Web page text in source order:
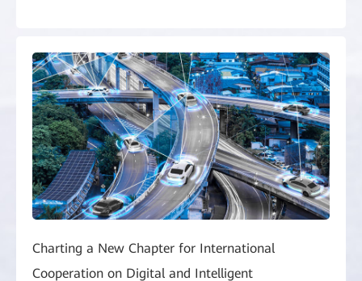
Charting a New Chapter for International
Cooperation on Digital and Intelligent